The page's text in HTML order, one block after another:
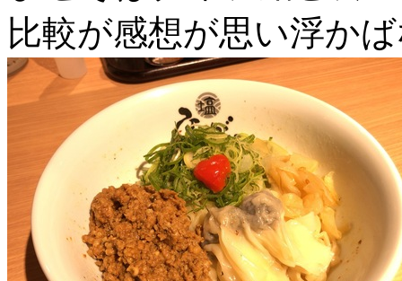
比較が感想が思い浮か